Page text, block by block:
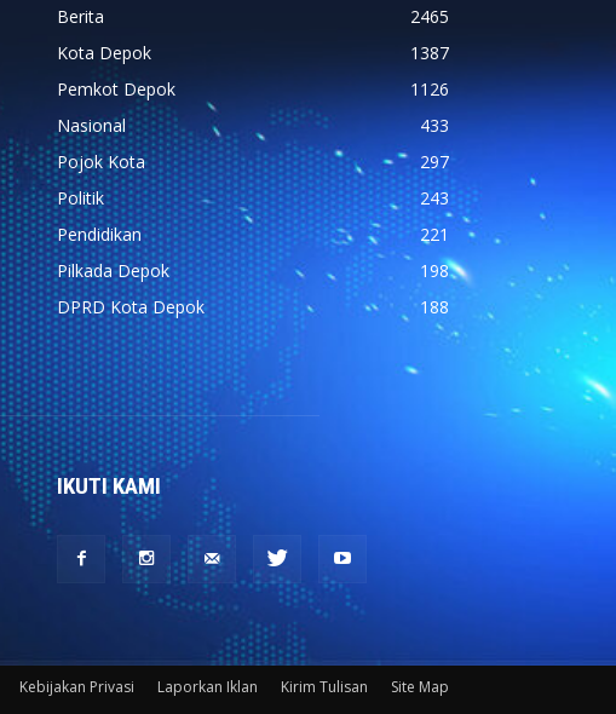
Berita
2465
Kota Depok
1387
Pemkot Depok
1126
Nasional
433
Pojok Kota
297
Politik
243
Pendidikan
221
Pilkada Depok
198
DPRD Kota Depok
188
IKUTI KAMI
Kebijakan Privasi Laporkan Iklan Kirim Tulisan Site Map